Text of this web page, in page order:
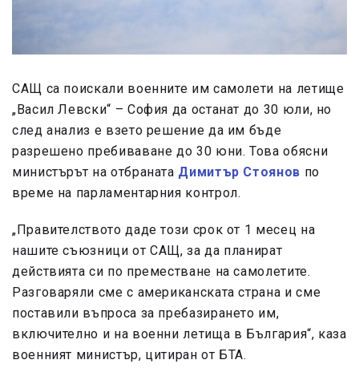
САЩ са поискали военните им самолети на летище
„Васил Левски“ – София да останат до 30 юли, но
след анализ е взето решение да им бъде
разрешено пребиваване до 30 юни. Това обясни
министърът на отбраната Димитър Стоянов по
време на парламентарния контрол.
„Правителството даде този срок от 1 месец на
нашите съюзници от САЩ, за да планират
действията си по преместване на самолетите.
Разговаряли сме с американската страна и сме
поставили въпроса за пребазирането им,
включително и на военни летища в България“, каза
военният министър, цитиран от БТА.